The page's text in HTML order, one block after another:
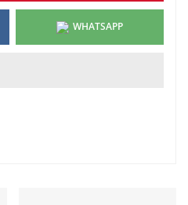
WHATSAPP